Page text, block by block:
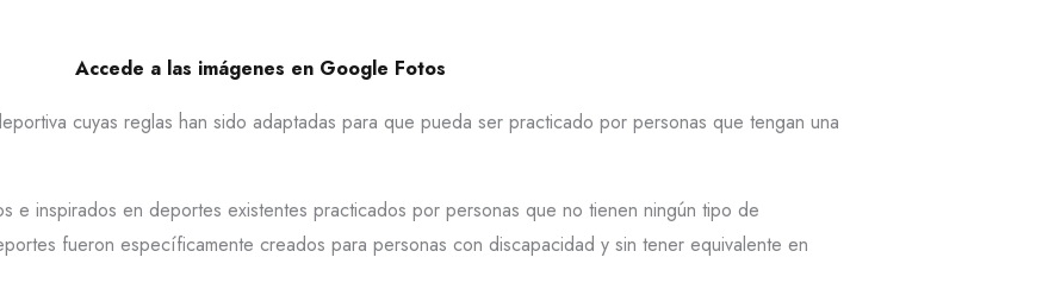
Accede a las imágenes en Google Fotos
cuyas reglas han sido adaptadas para que pueda ser practicado por personas que tengan una
e inspirados en deportes existentes practicados por personas que no tienen ningún tipo de
fueron específicamente creados para personas con discapacidad y sin tener equivalente en